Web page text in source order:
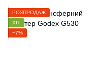
РОЗПРОДАЖ
ХІТ
−7%